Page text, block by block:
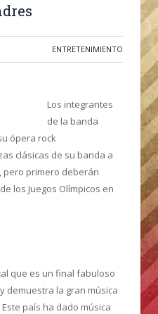
ENTRETENIMIENTO
Los integrantes
de la banda
ópera rock
clásicas de su banda a
pero primero deberán
los Juegos Olímpicos en
que es un final fabuloso
demuestra la gran música
país ha dado música